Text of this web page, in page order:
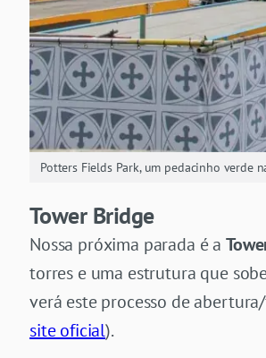
Potters Fields Park, um pedacinho verde
Tower Bridge
Nossa próxima parada é a
torres e uma estrutura que
verá este processo de
site oficial).